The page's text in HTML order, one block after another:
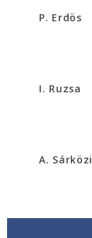
P. Erdös
I. Ruzsa
A. Sárközi